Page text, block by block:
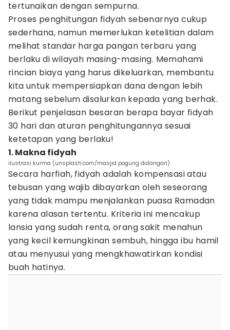
tertunaikan dengan sempurna.
Proses penghitungan fidyah sebenarnya cukup
sederhana, namun memerlukan ketelitian dalam
melihat standar harga pangan terbaru yang
berlaku di wilayah masing-masing. Memahami
rincian biaya yang harus dikeluarkan, membantu
kita untuk mempersiapkan dana dengan lebih
matang sebelum disalurkan kepada yang berhak.
Berikut penjelasan besaran berapa bayar fidyah
30 hari dan aturan penghitungannya sesuai
ketetapan yang berlaku!
1. Makna fidyah
ilustrasi kurma (unsplash.com/masjid pogung dalangan)
Secara harfiah, fidyah adalah kompensasi atau
tebusan yang wajib dibayarkan oleh seseorang
yang tidak mampu menjalankan puasa Ramadan
karena alasan tertentu. Kriteria ini mencakup
lansia yang sudah renta, orang sakit menahun
yang kecil kemungkinan sembuh, hingga ibu hamil
atau menyusui yang mengkhawatirkan kondisi
buah hatinya.